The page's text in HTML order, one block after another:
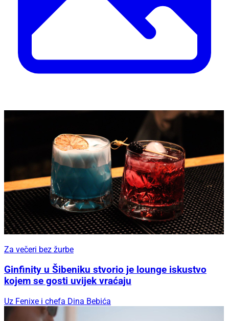
Za večeri bez žurbe
Ginfinity u Šibeniku stvorio je lounge iskustvo
kojem se gosti uvijek vraćaju
Uz Fenixe i chefa Dina Bebića